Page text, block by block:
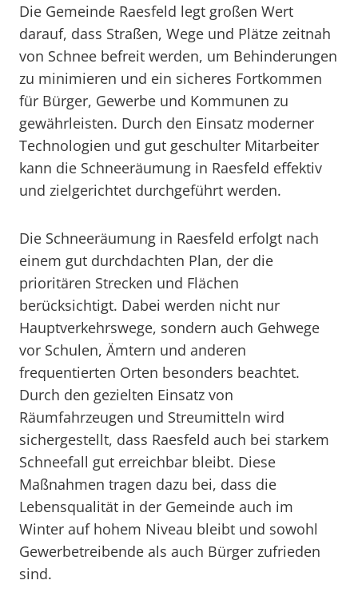
Die Gemeinde Raesfeld legt großen Wert
darauf, dass Straßen, Wege und Plätze zeitnah
von Schnee befreit werden, um Behinderungen
zu minimieren und ein sicheres Fortkommen
für Bürger, Gewerbe und Kommunen zu
gewährleisten. Durch den Einsatz moderner
Technologien und gut geschulter Mitarbeiter
kann die Schneeräumung in Raesfeld effektiv
und zielgerichtet durchgeführt werden.
Die Schneeräumung in Raesfeld erfolgt nach
einem gut durchdachten Plan, der die
prioritären Strecken und Flächen
berücksichtigt. Dabei werden nicht nur
Hauptverkehrswege, sondern auch Gehwege
vor Schulen, Ämtern und anderen
frequentierten Orten besonders beachtet.
Durch den gezielten Einsatz von
Räumfahrzeugen und Streumitteln wird
sichergestellt, dass Raesfeld auch bei starkem
Schneefall gut erreichbar bleibt. Diese
Maßnahmen tragen dazu bei, dass die
Lebensqualität in der Gemeinde auch im
Winter auf hohem Niveau bleibt und sowohl
Gewerbetreibende als auch Bürger zufrieden
sind.